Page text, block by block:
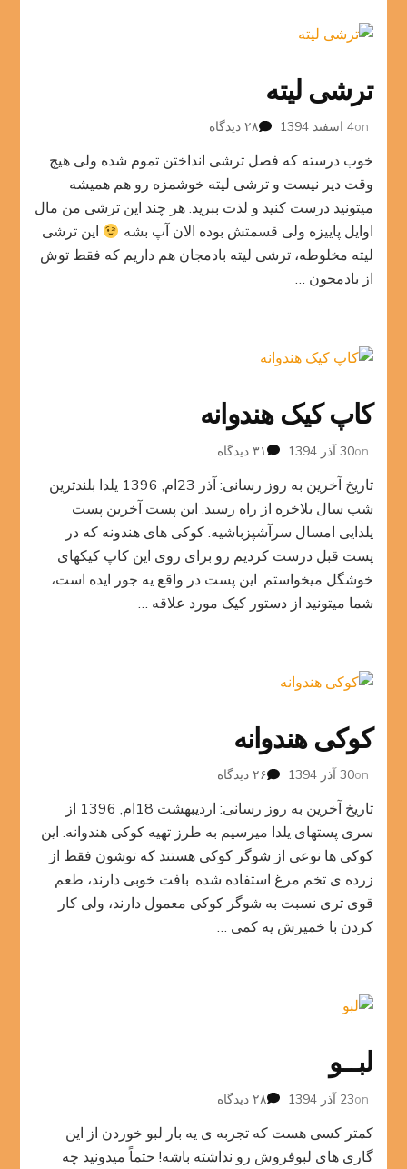
ترشی لیته
on4 اسفند 1394 ۲۸ دیدگاه
لیته
خوب درسته که فصل ترشی انداختن تموم شده ولی هیچ
وقت دیر نیست و ترشی لیته خوشمزه رو هم همیشه
میتونید درست کنید و لذت ببرید. هر چند این ترشی من مال
اوایل پاییزه ولی قسمتش بوده الان آپ بشه
این ترشی
لیته مخلوطه، ترشی لیته بادمجان هم داریم که فقط توش
از بادمجون …
کاپ کیک هندوانه
on30 آذر 1394 ۳۱ دیدگاه
کیک
هندوانه
تاریخ آخرین به روز رسانی: آذر 23ام, 1396 یلدا بلندترین
شب سال بلاخره از راه رسید. این پست آخرین پست
یلدایی امسال سرآشپزباشیه. کوکی های هندونه که در
پست قبل درست کردیم رو برای روی این کاپ کیکهای
خوشگل میخواستم. این پست در واقع یه جور ایده است،
شما میتونید از دستور کیک مورد علاقه …
کوکی هندوانه
on30 آذر 1394 ۲۶ دیدگاه
هندوانه
تاریخ آخرین به روز رسانی: اردیبهشت 18ام, 1396 از
سری پستهای یلدا میرسیم به طرز تهیه کوکی هندوانه. این
کوکی ها نوعی از شوگر کوکی هستند که توشون فقط از
زرده ی تخم مرغ استفاده شده. بافت خوبی دارند، طعم
قوی تری نسبت به شوگر کوکی معمول دارند، ولی کار
کردن با خمیرش یه کمی …
لبــو
on23 آذر 1394 ۲۸ دیدگاه
کمتر کسی هست که تجربه ی یه بار لبو خوردن از این
گاری های لبوفروش رو نداشته باشه! حتماً میدونید چه